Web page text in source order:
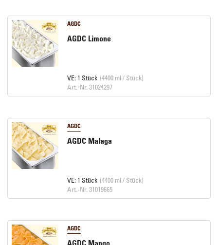
AGDC
AGDC Limone
VE: 1 Stück (4400 ml / Stück)
Art.-Nr. 31024297
AGDC
AGDC Malaga
VE: 1 Stück (4400 ml / Stück)
Art.-Nr. 31019665
AGDC
AGDC Mango